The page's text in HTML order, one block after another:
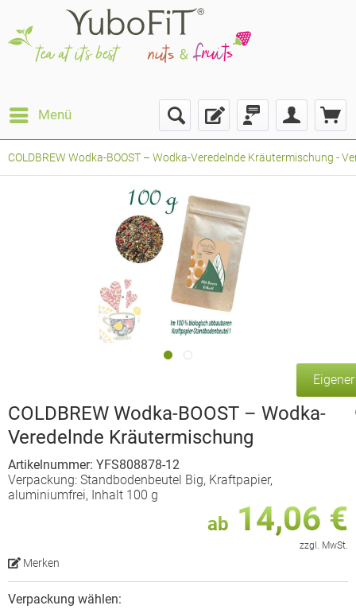
Menü
COLDBREW Wodka-BOOST – Wodka-Veredelnde Kräutermischung -
COLDBREW Wodka-BOOST – Wodka-
Veredelnde Kräutermischung
Artikelnummer: YFS808878-12
Verpackung: Standbodenbeutel Big, Kraftpapier,
aluminiumfrei, Inhalt 100 g
ab 14,06 €
zzgl. MwSt.
Merken
Verpackung wählen: